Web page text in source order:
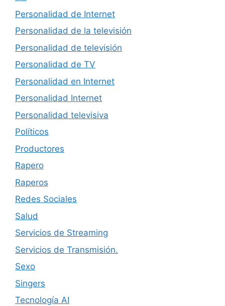
Personalidad de Internet
Personalidad de la televisión
Personalidad de televisión
Personalidad de TV
Personalidad en Internet
Personalidad Internet
Personalidad televisiva
Políticos
Productores
Rapero
Raperos
Redes Sociales
Salud
Servicios de Streaming
Servicios de Transmisión.
Sexo
Singers
Tecnología AI